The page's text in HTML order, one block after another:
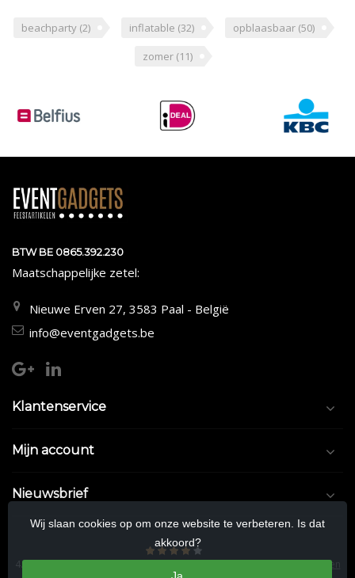
beachparty (2) inflatable (32) opblaasbaar (50)
zomer (11)
BTW BE 0865.392.230
Maatschappelijke zetel:
Nieuwe Erven 27, 3583 Paal - België
info@eventgadgets.be
Klantenservice
Mijn account
Nieuwsbrief
4.5/5sterren op basis van9/10beoordelingen.Lees 9/10 beoordelingen
Wij slaan cookies op om onze website te verbeteren. Is dat
akkoord?